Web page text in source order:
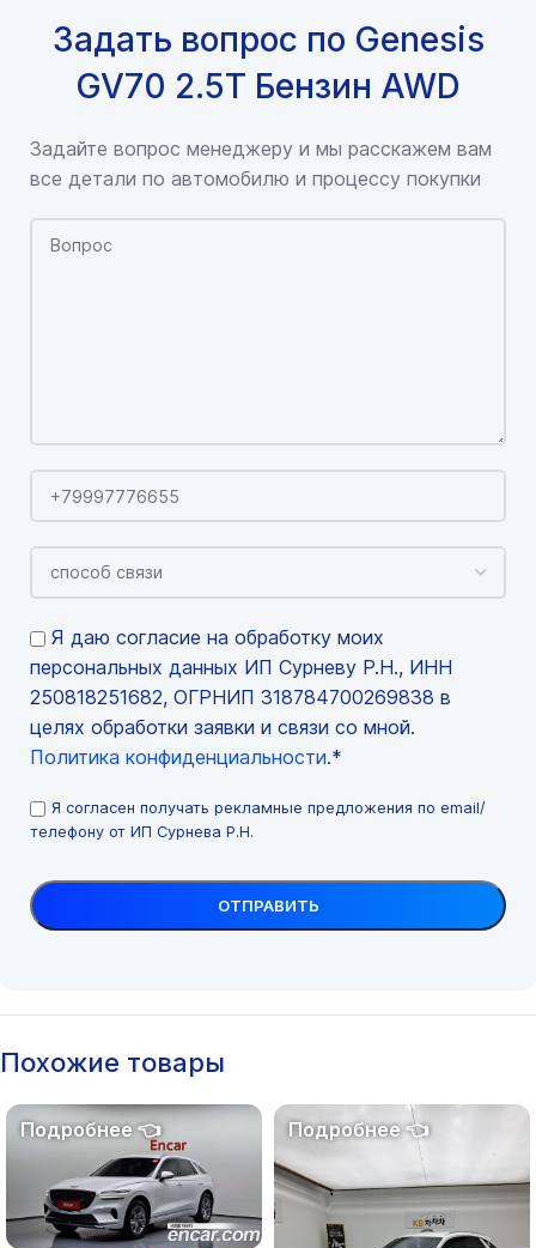
Задать вопрос по Genesis
GV70 2.5T Бензин AWD
Задайте вопрос менеджеру и мы расскажем вам
все детали по автомобилю и процессу покупки
Я даю согласие на обработку моих
персональных данных ИП Сурневу Р.Н., ИНН
250818251682, ОГРНИП 318784700269838 в
целях обработки заявки и связи со мной.
Политика конфиденциальности.*
Я согласен получать рекламные предложения по email/
телефону от ИП Сурнева Р.Н.
Похожие товары